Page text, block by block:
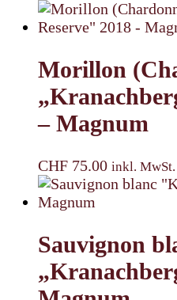
Morillon
– Magnum
CHF 75.00 inkl. MwSt.
Sauvignon